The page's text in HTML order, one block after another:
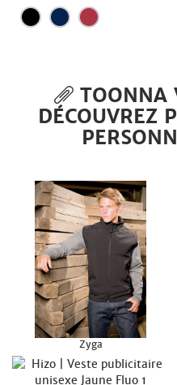
TOONNA
DÉCOUVREZ
Zyga